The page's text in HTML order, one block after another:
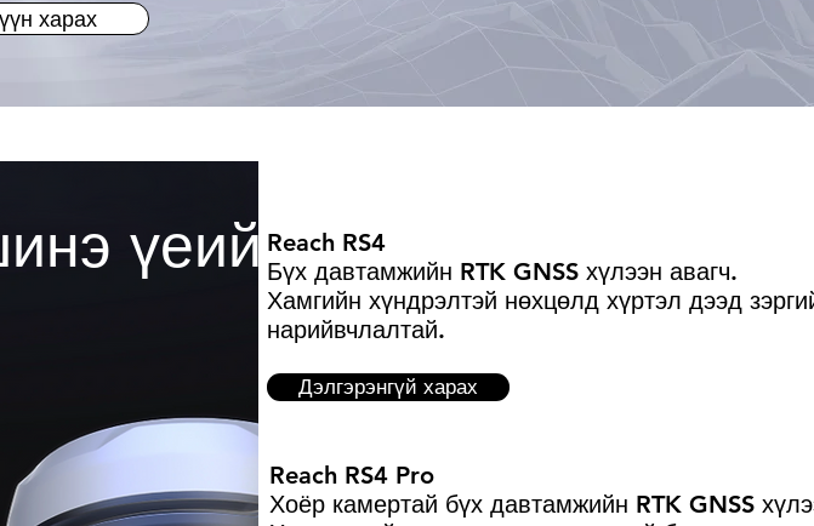
харах
үеийгReach RS4
Бүх давтамжийн RTK GNSS хүлээн авагч.
Хамгийн хүндрэлтэй нөхцөлд хүртэл дээд
нарийвчлалтай.
Дэлгэрэнгүй харах
Reach RS4 Pro
Хоёр камертай бүх давтамжийн RTK GNSS